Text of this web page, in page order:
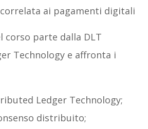
ai pagamenti digitali
corso parte dalla DLT
Technology e affronta i
Ledger Technology;
distribuito;